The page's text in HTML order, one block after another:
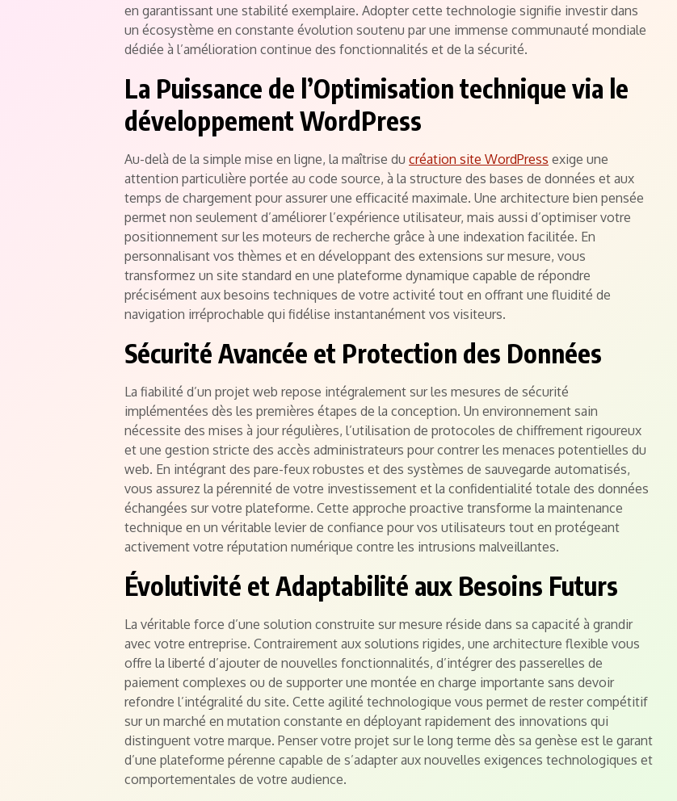
en garantissant une stabilité exemplaire. Adopter cette technologie signifie investir dans
un écosystème en constante évolution soutenu par une immense communauté mondiale
dédiée à l’amélioration continue des fonctionnalités et de la sécurité.
La Puissance de l’Optimisation technique via le
développement WordPress
Au-delà de la simple mise en ligne, la maîtrise du création site WordPress exige une
attention particulière portée au code source, à la structure des bases de données et aux
temps de chargement pour assurer une efficacité maximale. Une architecture bien pensée
permet non seulement d’améliorer l’expérience utilisateur, mais aussi d’optimiser votre
positionnement sur les moteurs de recherche grâce à une indexation facilitée. En
personnalisant vos thèmes et en développant des extensions sur mesure, vous
transformez un site standard en une plateforme dynamique capable de répondre
précisément aux besoins techniques de votre activité tout en offrant une fluidité de
navigation irréprochable qui fidélise instantanément vos visiteurs.
Sécurité Avancée et Protection des Données
La fiabilité d’un projet web repose intégralement sur les mesures de sécurité
implémentées dès les premières étapes de la conception. Un environnement sain
nécessite des mises à jour régulières, l’utilisation de protocoles de chiffrement rigoureux
et une gestion stricte des accès administrateurs pour contrer les menaces potentielles du
web. En intégrant des pare-feux robustes et des systèmes de sauvegarde automatisés,
vous assurez la pérennité de votre investissement et la confidentialité totale des données
échangées sur votre plateforme. Cette approche proactive transforme la maintenance
technique en un véritable levier de confiance pour vos utilisateurs tout en protégeant
activement votre réputation numérique contre les intrusions malveillantes.
Évolutivité et Adaptabilité aux Besoins Futurs
La véritable force d’une solution construite sur mesure réside dans sa capacité à grandir
avec votre entreprise. Contrairement aux solutions rigides, une architecture flexible vous
offre la liberté d’ajouter de nouvelles fonctionnalités, d’intégrer des passerelles de
paiement complexes ou de supporter une montée en charge importante sans devoir
refondre l’intégralité du site. Cette agilité technologique vous permet de rester compétitif
sur un marché en mutation constante en déployant rapidement des innovations qui
distinguent votre marque. Penser votre projet sur le long terme dès sa genèse est le garant
d’une plateforme pérenne capable de s’adapter aux nouvelles exigences technologiques et
comportementales de votre audience.